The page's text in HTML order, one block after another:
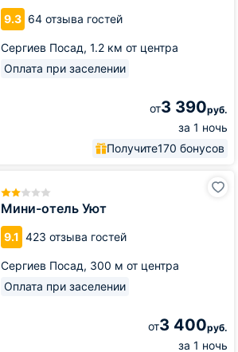
9.3 64 отзыва гостей
Сергиев Посад, 1.2 км от центра
Оплата при заселении
от3 390руб.
за 1 ночь
Получите170 бонусов
Мини-отель Уют
9.1 423 отзыва гостей
Сергиев Посад, 300 м от центра
Оплата при заселении
от3 400руб.
за 1 ночь